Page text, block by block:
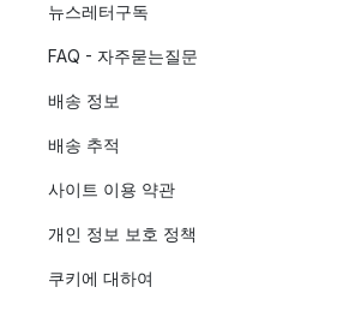
뉴스레터구독
FAQ - 자주묻는질문
배송 정보
배송 추적
사이트 이용 약관
개인 정보 보호 정책
쿠키에 대하여